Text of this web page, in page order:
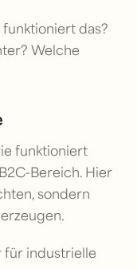
das?
Welche
funktioniert
Bereich. Hier
sondern
für industrielle